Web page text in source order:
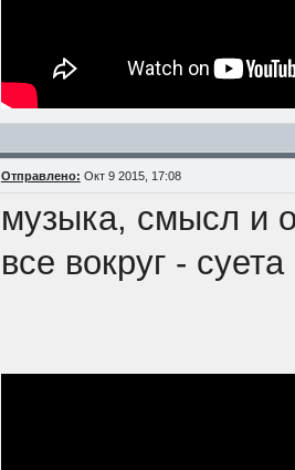
Отправлено: Окт 9 2015, 17:08
музыка, смысл и
все вокруг -